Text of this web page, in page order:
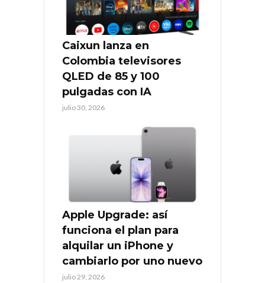
Caixun lanza en
Colombia televisores
QLED de 85 y 100
pulgadas con IA
julio 30, 2026
Apple Upgrade: así
funciona el plan para
alquilar un iPhone y
cambiarlo por uno nuevo
julio 29, 2026